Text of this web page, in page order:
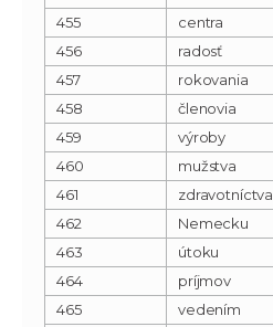
455
centra
456
radosť
457
rokovania
458
členovia
459
výroby
460
mužstva
461
zdravotníctva
462
Nemecku
463
útoku
464
príjmov
465
vedením